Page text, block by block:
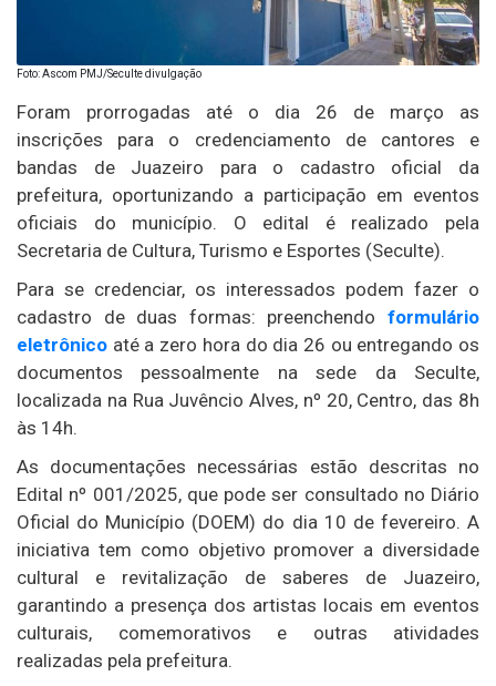
Foto: Ascom PMJ/Seculte divulgação
Foram prorrogadas até o dia 26 de março as
inscrições para o credenciamento de cantores e
bandas de Juazeiro para o cadastro oficial da
prefeitura, oportunizando a participação em eventos
oficiais do município. O edital é realizado pela
Secretaria de Cultura, Turismo e Esportes (Seculte).
Para se credenciar, os interessados podem fazer o
cadastro de duas formas: preenchendo formulário
eletrônico até a zero hora do dia 26 ou entregando os
documentos pessoalmente na sede da Seculte,
localizada na Rua Juvêncio Alves, nº 20, Centro, das 8h
às 14h.
As documentações necessárias estão descritas no
Edital nº 001/2025, que pode ser consultado no Diário
Oficial do Município (DOEM) do dia 10 de fevereiro. A
iniciativa tem como objetivo promover a diversidade
cultural e revitalização de saberes de Juazeiro,
garantindo a presença dos artistas locais em eventos
culturais, comemorativos e outras atividades
realizadas pela prefeitura.